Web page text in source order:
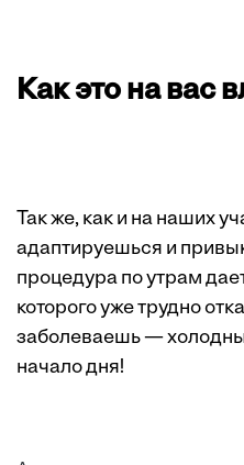
Как это на вас
Так же, как и на наших
адаптируешься и
процедура по утрам
которого уже трудно
заболеваешь —
начало дня!